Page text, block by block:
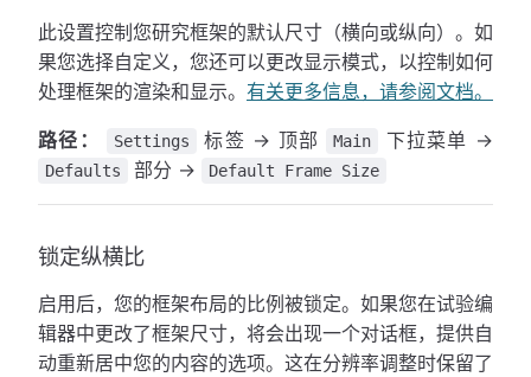
此设置控制您研究框架的默认尺寸（横向或纵向）。如
果您选择自定义，您还可以更改显示模式，以控制如何
处理框架的渲染和显示。 有关更多信息，请参阅文档。
路径： Settings 标签 → 顶部 Main 下拉菜单 →
Defaults 部分 → Default Frame Size
锁定纵横比
启用后，您的框架布局的比例被锁定。如果您在试验编
辑器中更改了框架尺寸，将会出现一个对话框，提供自
动重新居中您的内容的选项。这在分辨率调整时保留了